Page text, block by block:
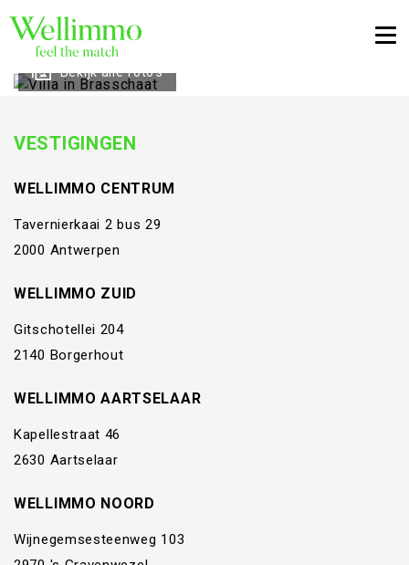
Bekijk alle foto's
VESTIGINGEN
WELLIMMO CENTRUM
Tavernierkaai 2 bus 29
2000 Antwerpen
WELLIMMO ZUID
Gitschotellei 204
2140 Borgerhout
WELLIMMO AARTSELAAR
Kapellestraat 46
2630 Aartselaar
WELLIMMO NOORD
Wijnegemsesteenweg 103